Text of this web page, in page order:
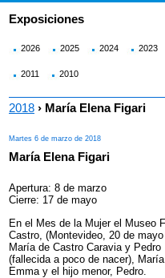
Exposiciones
2026 2025 2024 2023
2011 2010
2018 › María Elena Figari
Martes 6 de marzo de 2018
María Elena Figari
Apertura: 8 de marzo
Cierre: 17 de mayo
En el Mes de la Mujer el Museo
Castro, (Montevideo, 20 de
María de Castro Caravia y
(fallecida a poco de nacer),
Emma y el hijo menor, Pedro.